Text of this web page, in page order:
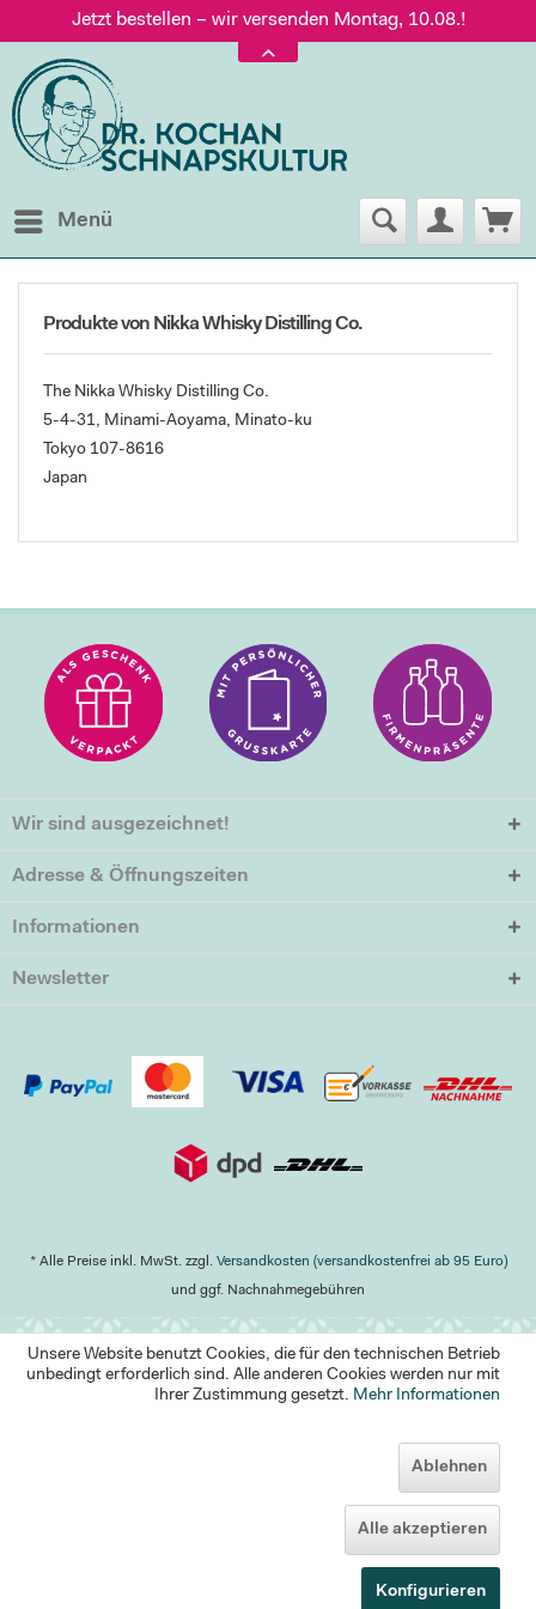
Jetzt bestellen – wir versenden Montag, 10.08.!
Versand nur 5,60 €, gratis ab 95 € Warenwert
Jetzt bestellen – wir versenden Montag, 10.08.!
Menü
Produkte von Nikka Whisky Distilling Co.
The Nikka Whisky Distilling Co.
5-4-31, Minami-Aoyama, Minato-ku
Tokyo 107-8616
Japan
Wir sind ausgezeichnet!
Adresse & Öffnungszeiten
Informationen
Newsletter
* Alle Preise inkl. MwSt. zzgl. Versandkosten (versandkostenfrei ab 95 Euro)
und ggf. Nachnahmegebühren
Unsere Website benutzt Cookies, die für den technischen Betrieb
unbedingt erforderlich sind. Alle anderen Cookies werden nur mit
Ihrer Zustimmung gesetzt. Mehr Informationen
Ablehnen
Alle akzeptieren
Konfigurieren